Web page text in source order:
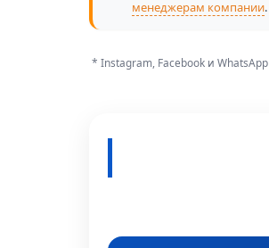
менеджерам компании
* Instagram, Facebook и